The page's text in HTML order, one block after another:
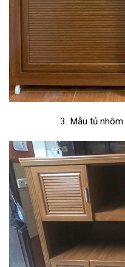
3. Mẫu tủ